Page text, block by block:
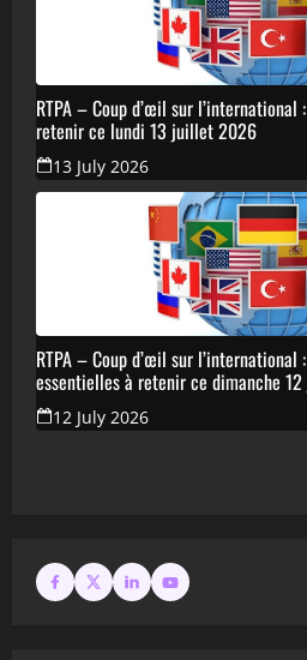
RTPA – Coup d’œil sur
retenir ce lundi 13 juillet 2026
13 July 2026
RTPA – Coup d’œil sur
essentielles à retenir ce dimanche
12 July 2026